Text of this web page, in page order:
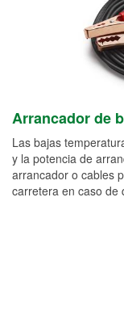
Arrancador de
Las bajas
y la potencia de
arrancador o cables
carretera en caso de